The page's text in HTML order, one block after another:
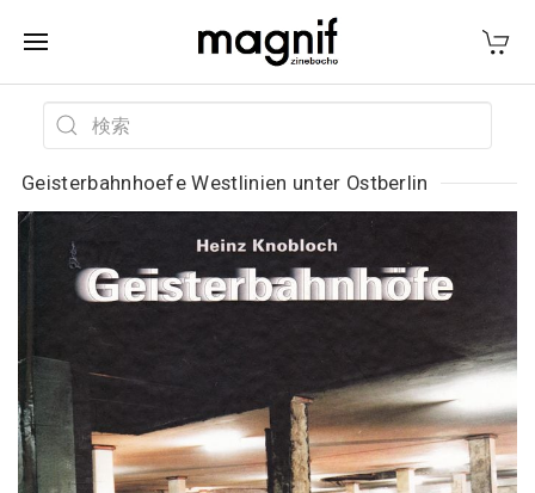
Geisterbahnhoefe Westlinien unter Ostberlin